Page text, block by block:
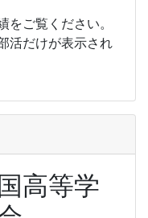
ご覧ください。
活だけが表示され
高等学